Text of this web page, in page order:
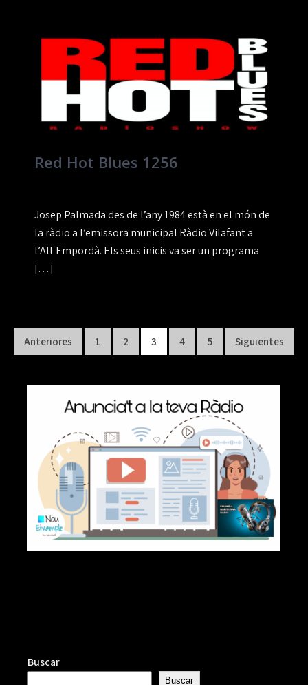
Red Hot Blues 1256
Josep Palmada des de l’any 1984 està en el món de
la ràdio a l’emissora municipal Ràdio Vilafant a
l’Alt Empordà. Els seus inicis va ser un programa
[…]
Paginación
de
entradas
Anteriores 1 2 3 4 5 Siguientes
Buscar
Buscar